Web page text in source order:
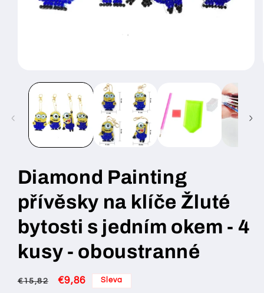
multimédia
modálním
Diamond Painting
přívěsky na klíče Žluté
bytosti s jedním okem - 4
kusy - oboustranné
Běžná
€15,82
Výprodejová
€9,86 Sleva